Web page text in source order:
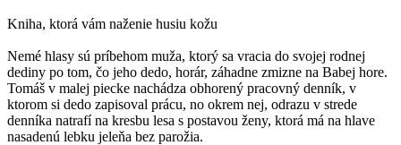
Kniha, ktorá vám naženie husiu kožu
Nemé hlasy sú príbehom muža, ktorý sa vracia do svojej rodnej
dediny po tom, čo jeho dedo, horár, záhadne zmizne na Babej hore.
Tomáš v malej piecke nachádza obhorený pracovný denník, v
ktorom si dedo zapisoval prácu, no okrem nej, odrazu v strede
denníka natrafí na kresbu lesa s postavou ženy, ktorá má na hlave
nasadenú lebku jeleňa bez parožia.